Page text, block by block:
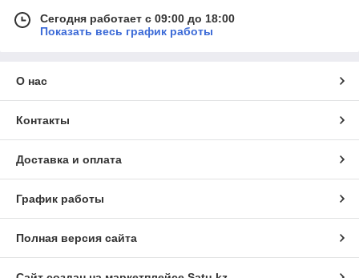
Сегодня работает с 09:00 до 18:00
Показать весь график работы
О нас
Контакты
Доставка и оплата
График работы
Полная версия сайта